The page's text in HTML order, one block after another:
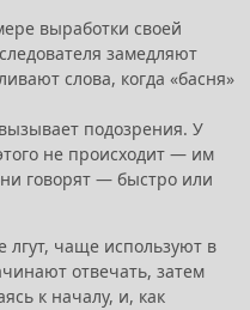
выработки своей
замедляют
слова, когда «басня»
подозрения. У
не происходит — им
говорят — быстро или
лгут, чаще используют в
отвечать, затем
к началу, и, как